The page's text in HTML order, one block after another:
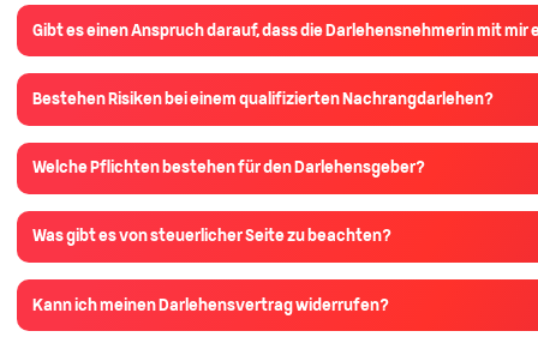
Gibt es einen Anspruch darauf, dass die Darlehensnehmerin mit
Bestehen Risiken bei einem qualifizierten Nachrangdarlehen?
Welche Pflichten bestehen für den Darlehensgeber?
Was gibt es von steuerlicher Seite zu beachten?
Kann ich meinen Darlehensvertrag widerrufen?